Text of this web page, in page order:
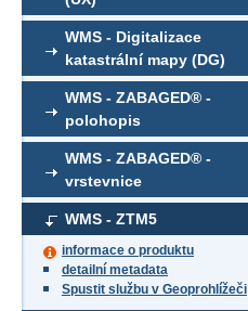
WMS - Digitalizace
katastrální mapy (DG)
WMS - ZABAGED® -
polohopis
WMS - ZABAGED® -
vrstevnice
WMS - ZTM5
informace o produktu
detailní metadata
Spustit službu v Geoprohlížeči